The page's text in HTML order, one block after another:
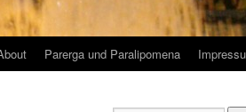
Parerga und Paralipomena